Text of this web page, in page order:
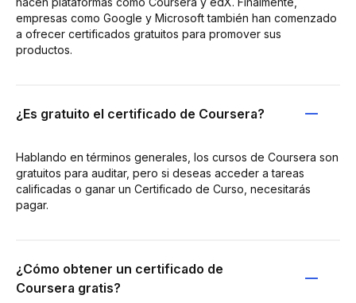
empresas como Google y Microsoft también han comenzado
a ofrecer certificados gratuitos para promover sus
productos.
¿Es gratuito el certificado de Coursera?
Hablando en términos generales, los cursos de Coursera son
gratuitos para auditar, pero si deseas acceder a tareas
calificadas o ganar un Certificado de Curso, necesitarás
pagar.
¿Cómo obtener un certificado de
Coursera gratis?